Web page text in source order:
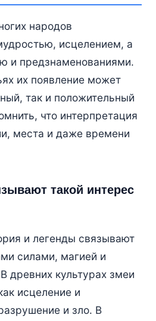
народов
исцелением, а
и предзнаменованиями.
их появление может
так и положительный
что интерпретация
места и даже времени
такой интерес
и легенды связывают
силами, магией и
древних культурах змеи
исцеление и
и зло. В